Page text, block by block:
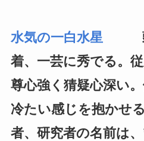
水気の一白水星 頭
着、一芸に秀でる。
尊心強く猜疑心深い
冷たい感じを抱か
者、研究者の名前は